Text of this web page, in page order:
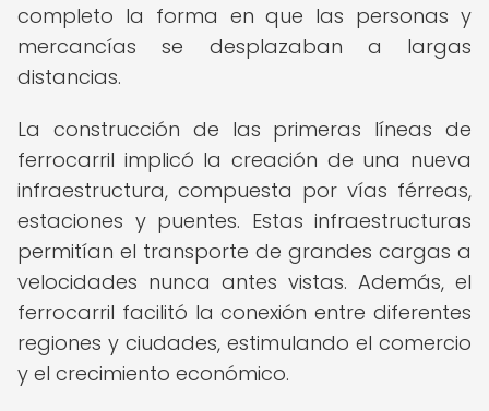
completo la forma en que las personas y
mercancías se desplazaban a largas
distancias.
La construcción de las primeras líneas de
ferrocarril implicó la creación de una nueva
infraestructura, compuesta por vías férreas,
estaciones y puentes. Estas infraestructuras
permitían el transporte de grandes cargas a
velocidades nunca antes vistas. Además, el
ferrocarril facilitó la conexión entre diferentes
regiones y ciudades, estimulando el comercio
y el crecimiento económico.